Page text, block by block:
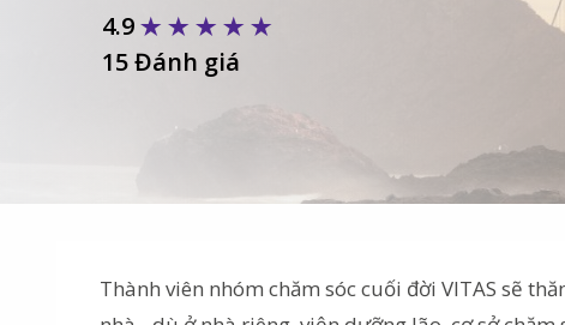
4.9
15 Đánh giá
Thành viên nhóm chăm sóc cuối đời VITAS sẽ